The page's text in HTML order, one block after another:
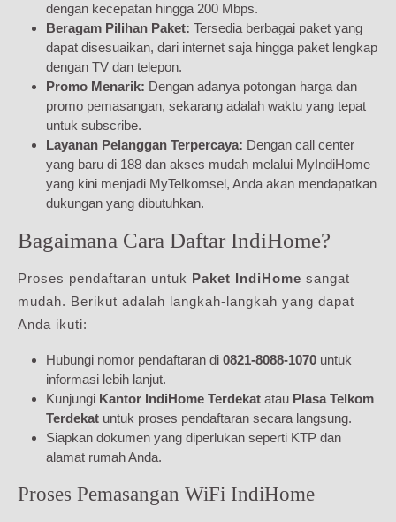
dengan kecepatan hingga 200 Mbps.
Beragam Pilihan Paket: Tersedia berbagai paket yang
dapat disesuaikan, dari internet saja hingga paket lengkap
dengan TV dan telepon.
Promo Menarik: Dengan adanya potongan harga dan
promo pemasangan, sekarang adalah waktu yang tepat
untuk subscribe.
Layanan Pelanggan Terpercaya: Dengan call center
yang baru di 188 dan akses mudah melalui MyIndiHome
yang kini menjadi MyTelkomsel, Anda akan mendapatkan
dukungan yang dibutuhkan.
Bagaimana Cara Daftar IndiHome?
Proses pendaftaran untuk Paket IndiHome sangat
mudah. Berikut adalah langkah-langkah yang dapat
Anda ikuti:
Hubungi nomor pendaftaran di 0821-8088-1070 untuk
informasi lebih lanjut.
Kunjungi Kantor IndiHome Terdekat atau Plasa Telkom
Terdekat untuk proses pendaftaran secara langsung.
Siapkan dokumen yang diperlukan seperti KTP dan
alamat rumah Anda.
Proses Pemasangan WiFi IndiHome